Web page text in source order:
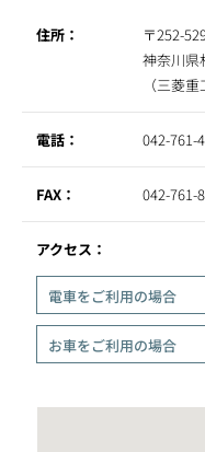
住所：
〒252-
神奈川県
（三菱
電話： 042-761-
FAX： 042-761-
アクセス：
電車をご利用の場合
お車をご利用の場合